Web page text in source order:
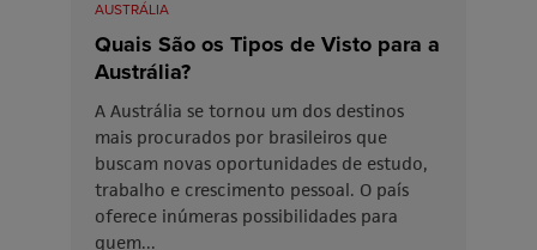
AUSTRÁLIA
Quais São os Tipos de Visto para a
Austrália?
A Austrália se tornou um dos destinos
mais procurados por brasileiros que
buscam novas oportunidades de estudo,
trabalho e crescimento pessoal. O país
oferece inúmeras possibilidades para
quem...